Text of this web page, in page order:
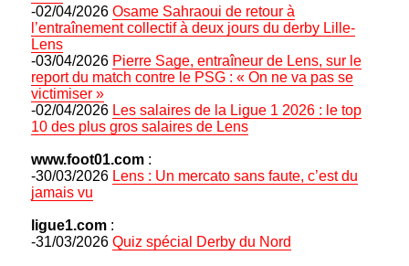
-02/04/2026Osame Sahraoui de retour à
l’entraînement collectif à deux jours du derby Lille-
Lens
-03/04/2026 Pierre Sage, entraîneur de Lens, sur le
report du match contre le PSG : « On ne va pas se
victimiser »
-02/04/2026 Les salaires de la Ligue 1 2026 : le top
10 des plus gros salaires de Lens
www.foot01.com :
-30/03/2026 Lens : Un mercato sans faute, c’est du
jamais vu
ligue1.com :
-31/03/2026Quiz spécial Derby du Nord